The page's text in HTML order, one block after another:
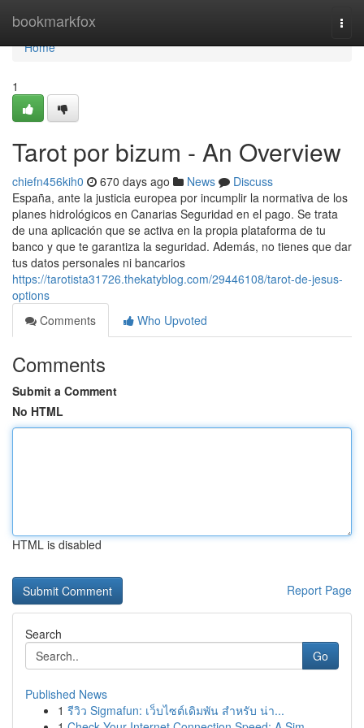
bookmarkfox
Home
Home
1
Tarot por bizum - An Overview
chiefn456kih0 670 days ago News
Discuss
España, ante la justicia europea por incumplir la normativa de los
planes hidrológicos en Canarias Seguridad en el pago. Se trata
de una aplicación que se activa en la propia plataforma de tu
banco y que te garantiza la seguridad. Además, no tienes que dar
tus datos personales ni bancarios
https://tarotista31726.thekatyblog.com/29446108/tarot-de-jesus-
options
Comments
Who Upvoted
Comments
Submit a Comment
No HTML
HTML is disabled
Report Page
Search
Go
Published News
1 รีวิว Sigmafun: เว็บไซต์เดิมพัน สำหรับ น่า...